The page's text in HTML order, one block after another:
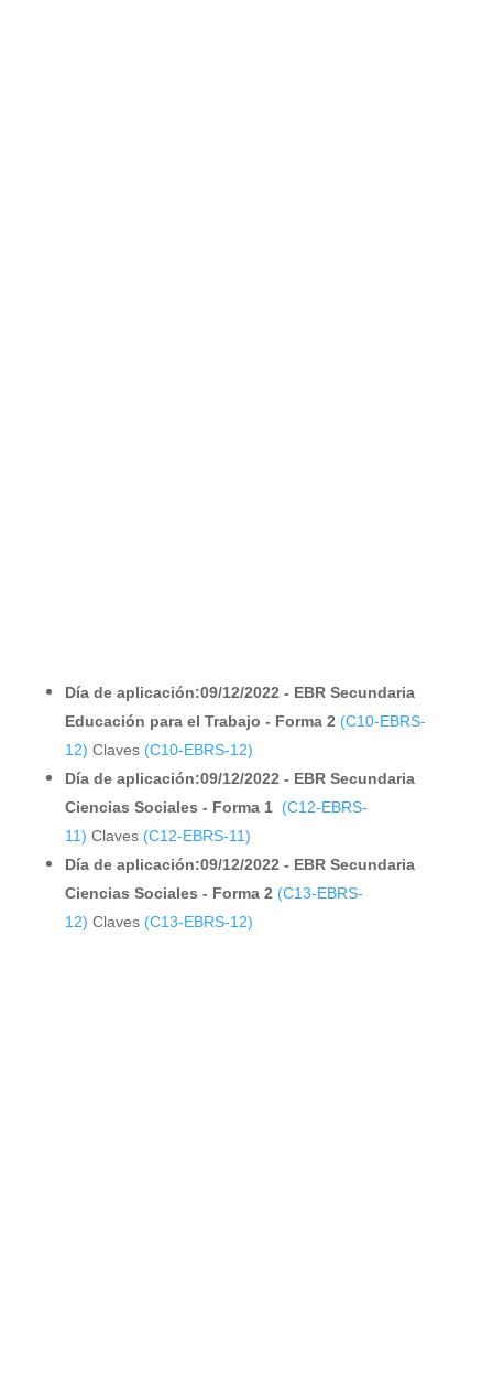
Día de aplicación:09/12/2022 - EBR Secundaria
Educación para el Trabajo - Forma 2 (C10-EBRS-
12) Claves (C10-EBRS-12)
Día de aplicación:09/12/2022 - EBR Secundaria
Ciencias Sociales - Forma 1 (C12-EBRS-
11) Claves (C12-EBRS-11)
Día de aplicación:09/12/2022 - EBR Secundaria
Ciencias Sociales - Forma 2 (C13-EBRS-
12) Claves (C13-EBRS-12)